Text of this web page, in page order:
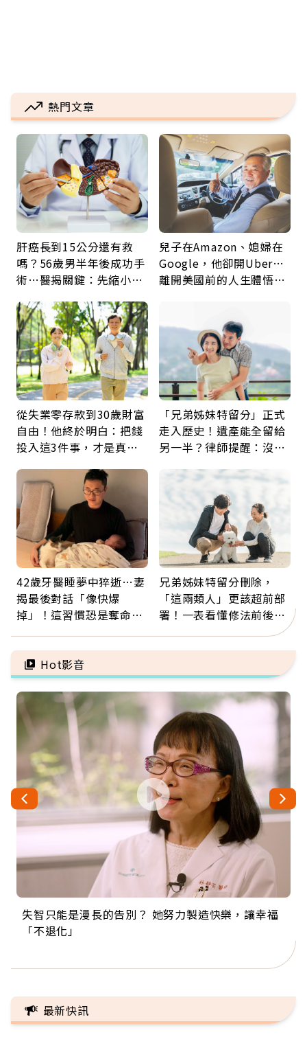
熱門文章
肝癌長到15公分還有救
嗎？56歲男半年後成功手
術…醫揭關鍵：先縮小腫
兒子在Amazon、媳婦在
Google，他卻開Uber…
離開美國前的人生體悟：
從失業零存款到30歲財富
自由！他終於明白：把錢
投入這3件事，才是真正
「兄弟姊妹特留分」正式
走入歷史！遺產能全留給
另一半？律師提醒：沒做
42歲牙醫睡夢中猝逝…妻
揭最後對話「像快爆
掉」！這習慣恐是奪命原
命交換
兄弟姊妹特留分刪除，
「這兩類人」更該超前部
署！一表看懂修法前後差
異：沒留遺囑手足反而分
更多
Hot影音
失智只能是漫長的告別？ 她努力製造快樂，讓幸福
「不退化」
來自剛果的巧克力神父 為台灣奉獻36年 「台灣是我
的家，我連作夢都講台語！」
63歲卸矽谷副總、搬回台灣找快樂！「蛋黃哥小
丑」走進安養院，逗樂上萬爺奶：退休後才開始真
104歲打破金氏世界紀錄 成為全球最年長羽球選
手，分享長壽的秘密原來是「這個」
事業巔峰他選擇追夢…黑手阿伯拉小提琴還登上小
巨蛋！連CNN都大讚！
最新快訊